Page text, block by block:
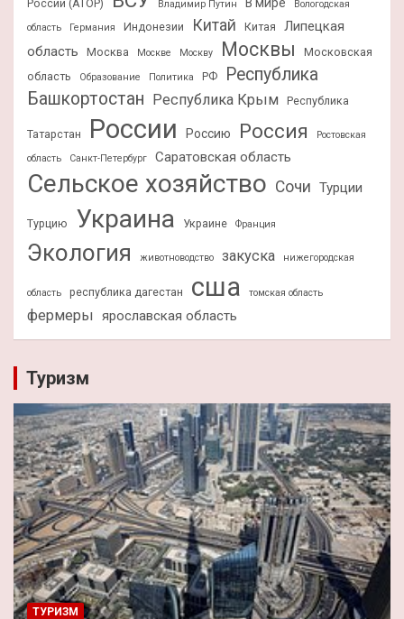
России (АТОР)
Владимир Путин
Вологодская
область
Германия Индонезии Китай Китая
Липецкая
область
Москва Москве Москву Москвы
Московская
область
Образование Политика РФ
Республика
Башкортостан
Республика Крым Республика
Татарстан России Россию Россия
Ростовская
область
Санкт-Петербург Саратовская область
Сельское хозяйство Сочи Турции
Турцию Украина Украине Франция
Экология животноводство закуска нижегородская
область республика дагестан сша томская область
фермеры ярославская область
Туризм
ТУРИЗМ